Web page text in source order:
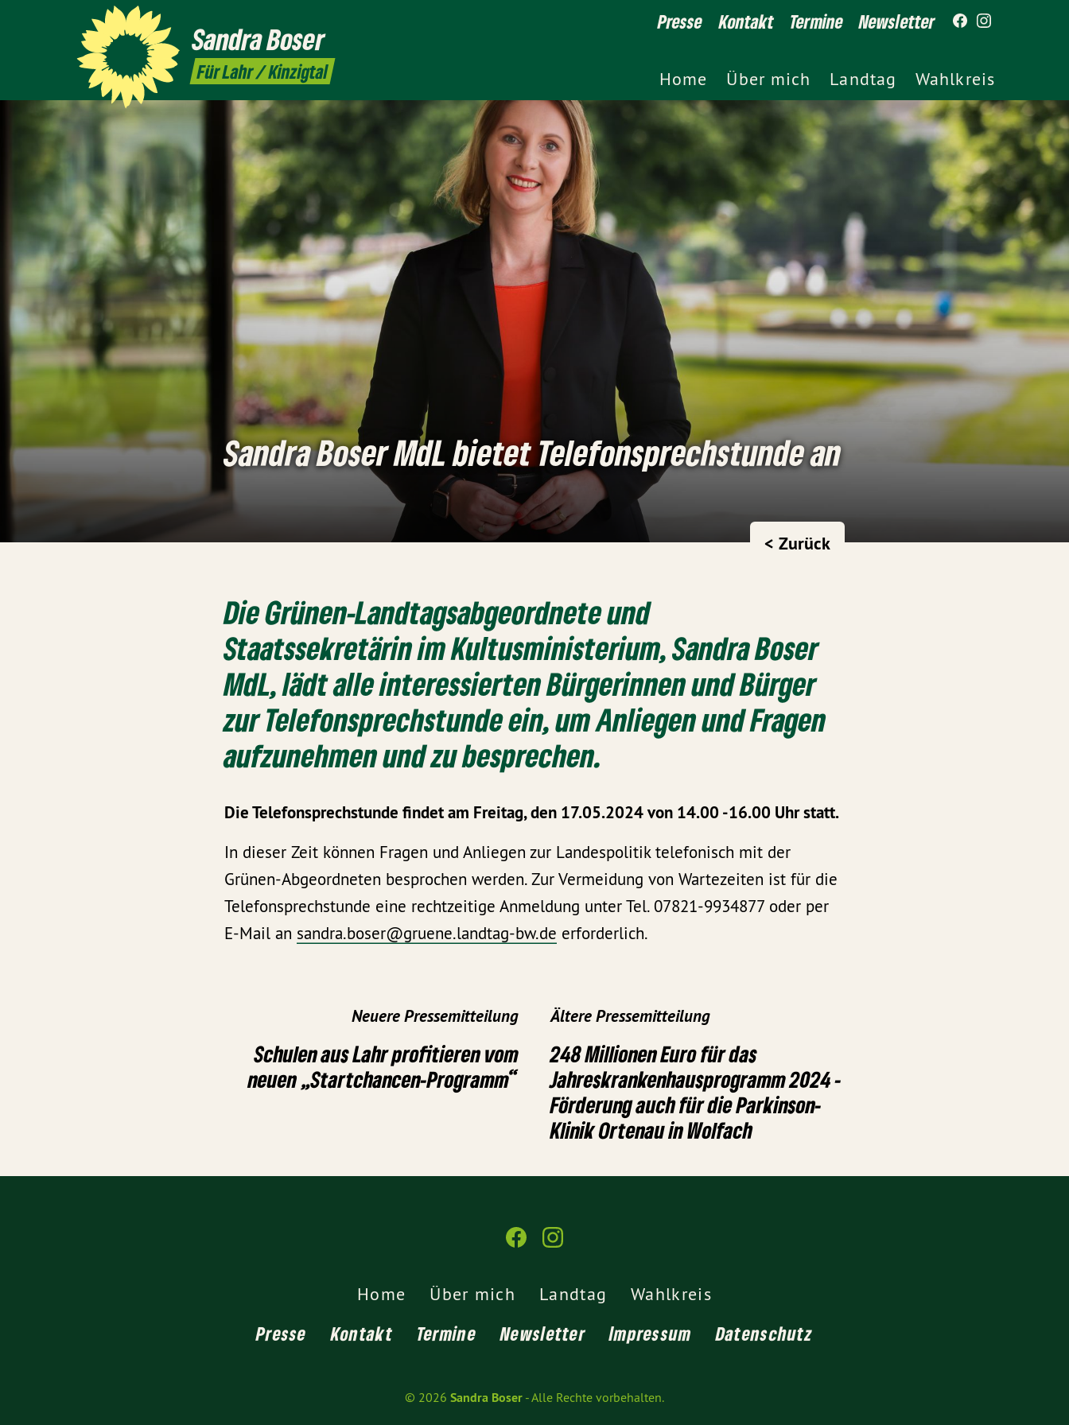
SandraBoser
Für Lahr / Kinzigtal
Presse Kontakt Termine Newsletter
Home Über mich Landtag Wahlkreis
Sandra Boser MdL bietet Telefonsprechstunde an
< Zurück
Die Grünen-Landtagsabgeordnete und
Staatssekretärin im Kultusministerium, Sandra Boser
MdL, lädt alle interessierten Bürgerinnen und Bürger
zur Telefonsprechstunde ein, um Anliegen und Fragen
aufzunehmen und zu besprechen.
Die Telefonsprechstunde findet am Freitag, den 17.05.2024 von 14.00 -16.00 Uhr statt.
In dieser Zeit können Fragen und Anliegen zur Landespolitik telefonisch mit der
Grünen-Abgeordneten besprochen werden. Zur Vermeidung von Wartezeiten ist für die
Telefonsprechstunde eine rechtzeitige Anmeldung unter Tel. 07821-9934877 oder per
E-Mail an sandra.boser@gruene.landtag-bw.de erforderlich.
Neuere Pressemitteilung
Schulen aus Lahr profitieren vom
neuen „Startchancen-Programm“
Ältere Pressemitteilung
248 Millionen Euro für das
Jahreskrankenhausprogramm 2024 -
Förderung auch für die Parkinson-
Klinik Ortenau in Wolfach
Home Über mich Landtag Wahlkreis
Presse Kontakt Termine Newsletter Impressum Datenschutz
© 2026 Sandra Boser - Alle Rechte vorbehalten.